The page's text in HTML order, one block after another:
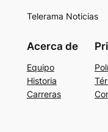
Telerama Noticias
Acerca de
Equipo
Historia
Carreras